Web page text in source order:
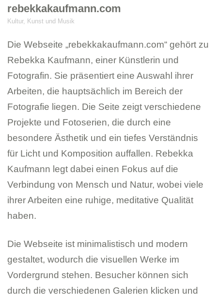
rebekkakaufmann.com
Kultur, Kunst und Musik
Die Webseite „rebekkakaufmann.com“ gehört zu
Rebekka Kaufmann, einer Künstlerin und
Fotografin. Sie präsentiert eine Auswahl ihrer
Arbeiten, die hauptsächlich im Bereich der
Fotografie liegen. Die Seite zeigt verschiedene
Projekte und Fotoserien, die durch eine
besondere Ästhetik und ein tiefes Verständnis
für Licht und Komposition auffallen. Rebekka
Kaufmann legt dabei einen Fokus auf die
Verbindung von Mensch und Natur, wobei viele
ihrer Arbeiten eine ruhige, meditative Qualität
haben.
Die Webseite ist minimalistisch und modern
gestaltet, wodurch die visuellen Werke im
Vordergrund stehen. Besucher können sich
durch die verschiedenen Galerien klicken und